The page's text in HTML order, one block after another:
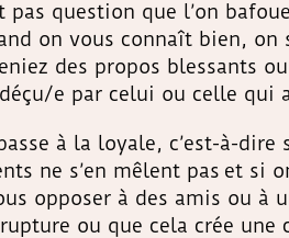
pas question que l’on
on vous connaît bien, on
des propos blessants
e par celui ou celle qui
à la loyale, c’est-à-
ne s’en mêlent pas et si
opposer à des amis ou à
ou que cela crée